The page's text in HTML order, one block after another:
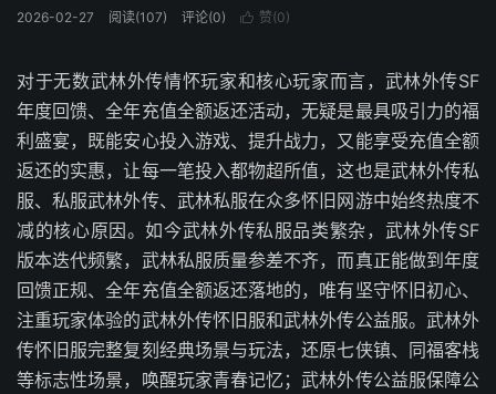
2026-02-27 阅读(107) 评论(0)  赞(0)
对于无数武林外传情怀玩家和核心玩家而言，武林外传SF
年度回馈、全年充值全额返还活动，无疑是最具吸引力的福
利盛宴，既能安心投入游戏、提升战力，又能享受充值全额
返还的实惠，让每一笔投入都物超所值，这也是武林外传私
服、私服武林外传、武林私服在众多怀旧网游中始终热度不
减的核心原因。如今武林外传私服品类繁杂，武林外传SF
版本迭代频繁，武林私服质量参差不齐，而真正能做到年度
回馈正规、全年充值全额返还落地的，唯有坚守怀旧初心、
注重玩家体验的武林外传怀旧服和武林外传公益服。武林外
传怀旧服完整复刻经典场景与玩法，还原七侠镇、同福客栈
等标志性场景，唤醒玩家青春记忆；武林外传公益服保障公